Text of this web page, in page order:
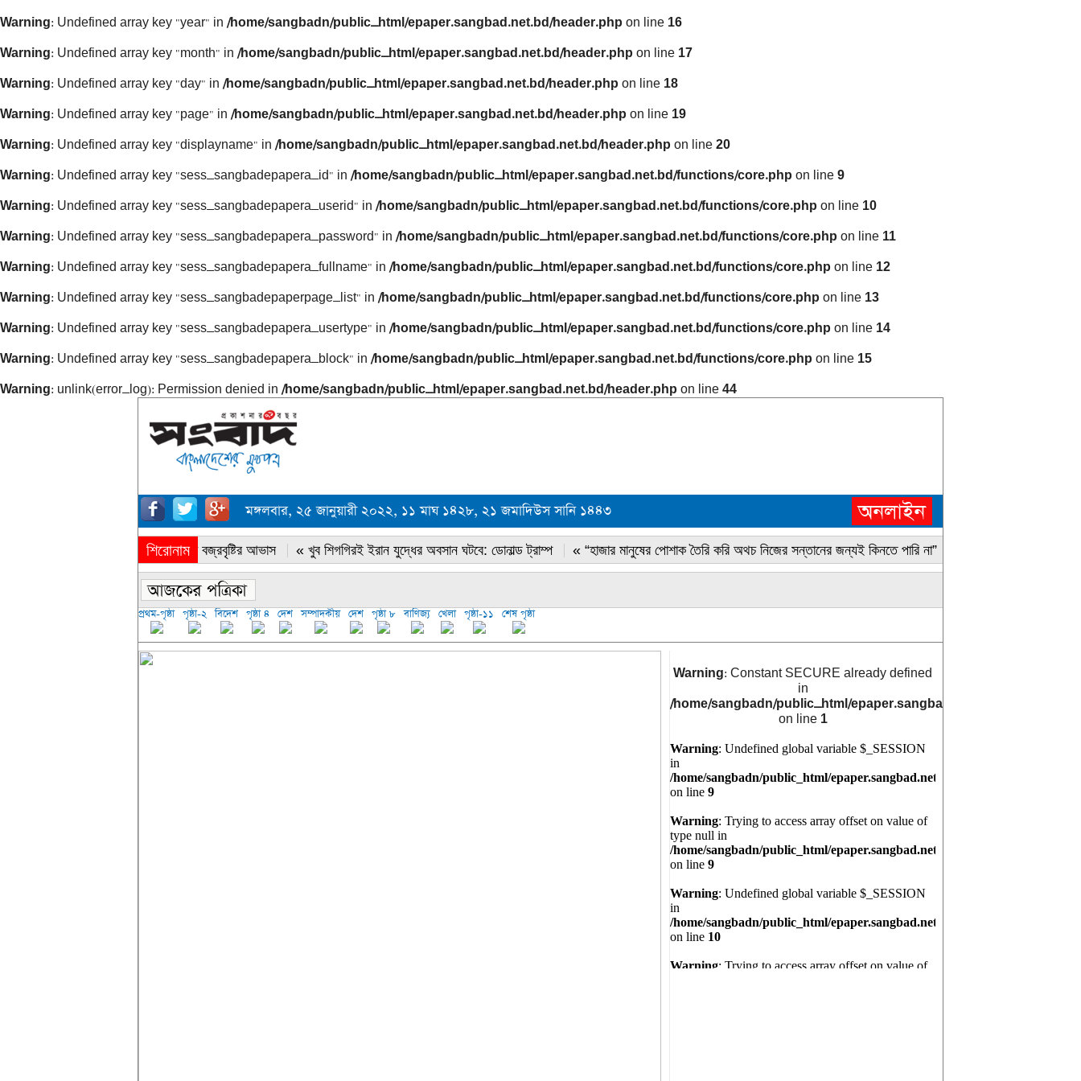
Warning: Undefined array key "year" in /home/sangbadn/public_html/epaper.sangbad.net.bd/header.php on line 16
Warning: Undefined array key "month" in /home/sangbadn/public_html/epaper.sangbad.net.bd/header.php on line 17
Warning: Undefined array key "day" in /home/sangbadn/public_html/epaper.sangbad.net.bd/header.php on line 18
Warning: Undefined array key "page" in /home/sangbadn/public_html/epaper.sangbad.net.bd/header.php on line 19
Warning: Undefined array key "displayname" in /home/sangbadn/public_html/epaper.sangbad.net.bd/header.php on line 20
Warning: Undefined array key "sess_sangbadepapera_id" in /home/sangbadn/public_html/epaper.sangbad.net.bd/functions/core.php on line 9
Warning: Undefined array key "sess_sangbadepapera_userid" in /home/sangbadn/public_html/epaper.sangbad.net.bd/functions/core.php on line 10
Warning: Undefined array key "sess_sangbadepapera_password" in /home/sangbadn/public_html/epaper.sangbad.net.bd/functions/core.php on line 11
Warning: Undefined array key "sess_sangbadepapera_fullname" in /home/sangbadn/public_html/epaper.sangbad.net.bd/functions/core.php on line 12
Warning: Undefined array key "sess_sangbadepaperpage_list" in /home/sangbadn/public_html/epaper.sangbad.net.bd/functions/core.php on line 13
Warning: Undefined array key "sess_sangbadepapera_usertype" in /home/sangbadn/public_html/epaper.sangbad.net.bd/functions/core.php on line 14
Warning: Undefined array key "sess_sangbadepapera_block" in /home/sangbadn/public_html/epaper.sangbad.net.bd/functions/core.php on line 15
Warning: unlink(error_log): Permission denied in /home/sangbadn/public_html/epaper.sangbad.net.bd/header.php on line 44
মঙ্গলবার, ২৫ জানুয়ারী ২০২২, ১১ মাঘ ১৪২৮, ২১ জমাদিউস সানি ১৪৪৩
শিরোনাম
« সারাদেশে বজ্রবৃষ্টির আভাস « খুব শিগগিরই ইরান যুদ্ধের অবসান ঘটবে: ডোনাল্ড ট্রাম্প « “হাজার মানুষের পোশাক তৈরি করি অথচ নিজের সন্তানের জন্যই কিনতে পারি না”
প্রথম-পৃষ্ঠা পৃষ্ঠা-২ বিদেশ পৃষ্ঠা ৪ দেশ সম্পাদকীয় দেশ পৃষ্ঠা ৮ বাণিজ্য খেলা পৃষ্ঠা-১১ শেষ পৃষ্ঠা
Warning: Constant SECURE already defined
in
/home/sangbadn/public_html/epaper.sangbad.net.bd/
on line 1